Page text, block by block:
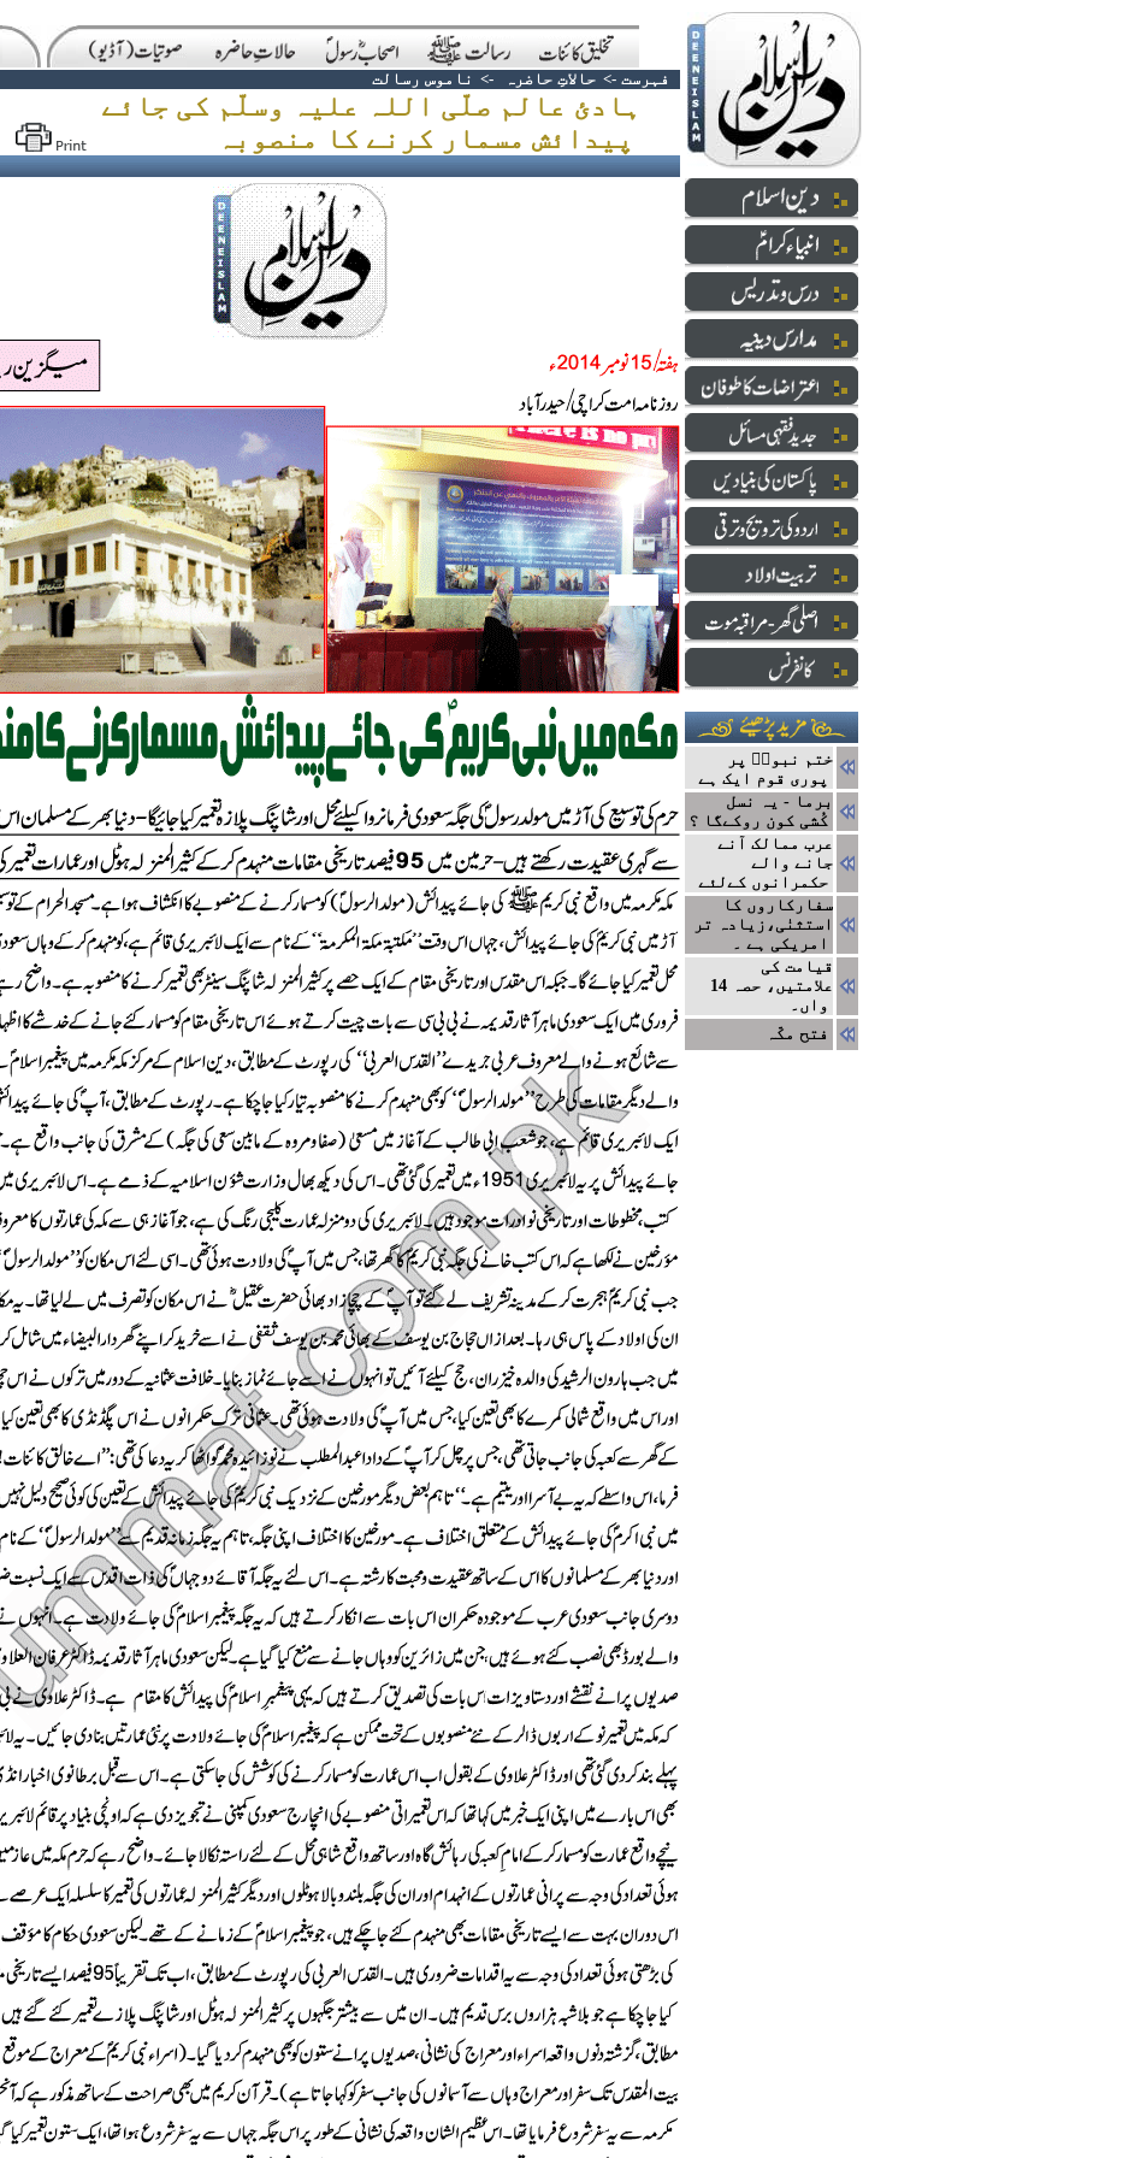
فہرست ->حالاتِ حاضرہ -> ناموس رسالت
ہادئ عالم صلّی اللہ علیہ وسلّم کی جائے
ختم نبوتؐ پر
پوری قوم ایک ہے
برما - یہ نسل
کُشی کون روکےگا ؟
عرب ممالک آنے
جانے والے
حکمرانوں کےلئے
سفارکاروں کا
استثنٰی،زیادہ تر
امریکی ہے ۔
قیامت کی
علامتیں، حصہ 14
واں۔
فتح مکّہ